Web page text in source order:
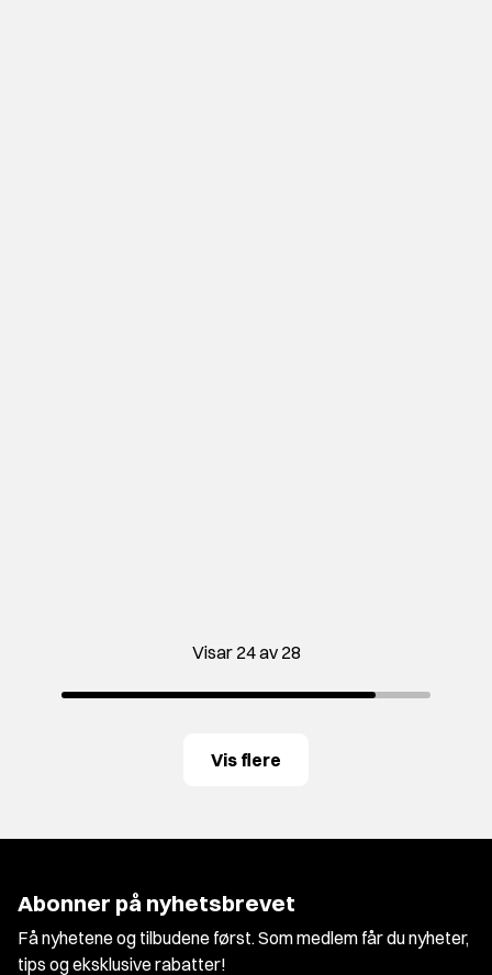
Visar 24 av 28
Vis flere
Abonner på nyhetsbrevet
Få nyhetene og tilbudene først. Som medlem får du nyheter,
tips og eksklusive rabatter!